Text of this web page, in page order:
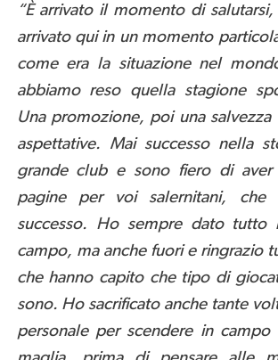
“È arrivato il momento di
arrivato qui in un momento
come era la situazione nel
abbiamo reso quella stagione
Una promozione, poi una
aspettative. Mai successo nella
grande club e sono fiero di aver
pagine per voi salernitani, che
successo. Ho sempre dato tutto
campo, ma anche fuori e ringrazio
che hanno capito che tipo di
sono. Ho sacrificato anche tante
personale per scendere in